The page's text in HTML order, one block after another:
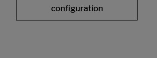
configuration